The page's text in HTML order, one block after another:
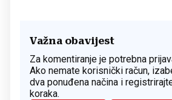
Važna obavijest
Za komentiranje je potrebna
Ako nemate korisnički račun,
dva ponuđena načina i
koraka.